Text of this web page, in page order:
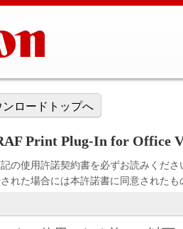
ロードトップへ
Print Plug-In for Office
の使用許諾契約書を必ずお読みくださ
れた場合には本許諾書に同意された